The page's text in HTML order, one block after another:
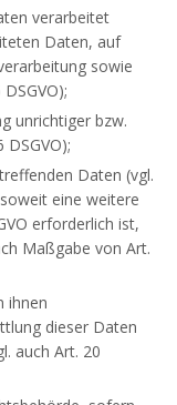
verarbeitet
Daten, auf
sowie
unrichtiger bzw.
Daten (vgl.
eine weitere
erforderlich ist,
Maßgabe von Art.
ihnen
dieser Daten
auch Art. 20